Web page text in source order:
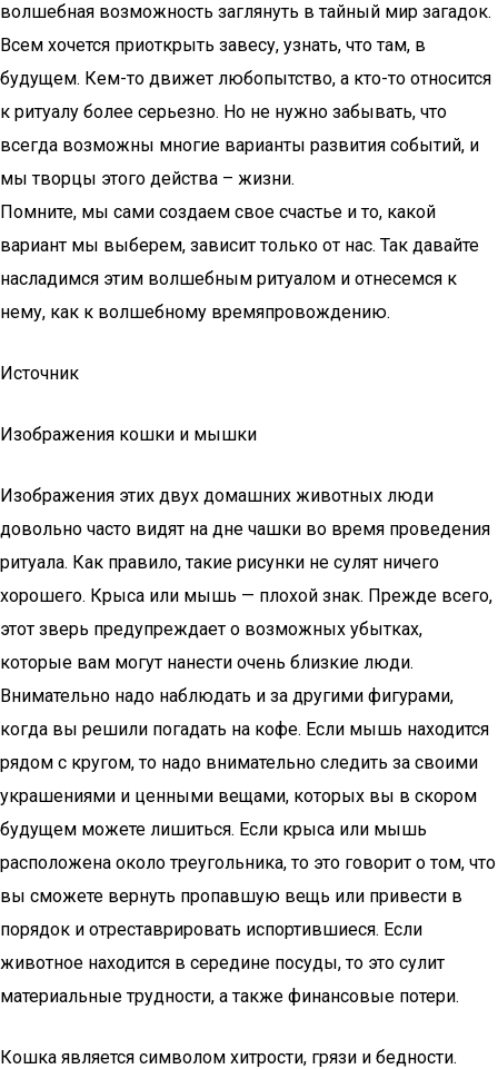
волшебная возможность заглянуть в тайный мир загадок.
Всем хочется приоткрыть завесу, узнать, что там, в
будущем. Кем-то движет любопытство, а кто-то относится
к ритуалу более серьезно. Но не нужно забывать, что
всегда возможны многие варианты развития событий, и
мы творцы этого действа – жизни.
Помните, мы сами создаем свое счастье и то, какой
вариант мы выберем, зависит только от нас. Так давайте
насладимся этим волшебным ритуалом и отнесемся к
нему, как к волшебному времяпровождению.
Источник
Изображения кошки и мышки
Изображения этих двух домашних животных люди
довольно часто видят на дне чашки во время проведения
ритуала. Как правило, такие рисунки не сулят ничего
хорошего. Крыса или мышь — плохой знак. Прежде всего,
этот зверь предупреждает о возможных убытках,
которые вам могут нанести очень близкие люди.
Внимательно надо наблюдать и за другими фигурами,
когда вы решили погадать на кофе. Если мышь находится
рядом с кругом, то надо внимательно следить за своими
украшениями и ценными вещами, которых вы в скором
будущем можете лишиться. Если крыса или мышь
расположена около треугольника, то это говорит о том, что
вы сможете вернуть пропавшую вещь или привести в
порядок и отреставрировать испортившиеся. Если
животное находится в середине посуды, то это сулит
материальные трудности, а также финансовые потери.
Кошка является символом хитрости, грязи и бедности.